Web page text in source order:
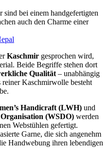
bei einem handgefertigten
auch den Charme einer
Kaschmir gesprochen wird,
Beide Begriffe stehen dort
Qualität – unabhängig
Kaschmirwolle besteht
Handicraft (LWH) und
(WSDO) werden
Webstühlen gefertigt.
Garne, die sich angenehm
Handwebung ihren lebendigen